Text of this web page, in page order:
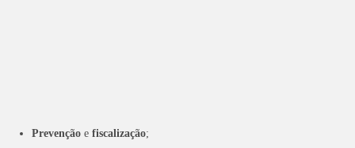
Prevenção e fiscalização;